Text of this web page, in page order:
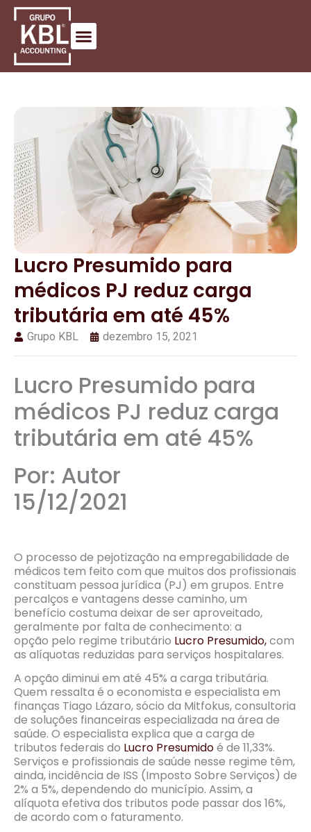
Lucro Presumido para
médicos PJ reduz carga
tributária em até 45%
Grupo KBL dezembro 15, 2021
Lucro Presumido para
médicos PJ reduz carga
tributária em até 45%
Por: Autor
15/12/2021
O processo de pejotização na empregabilidade de
médicos tem feito com que muitos dos profissionais
constituam pessoa jurídica (PJ) em grupos. Entre
percalços e vantagens desse caminho, um
benefício costuma deixar de ser aproveitado,
geralmente por falta de conhecimento: a
opção pelo regime tributário Lucro Presumido,com
as alíquotas reduzidas para serviços hospitalares.
A opção diminui em até 45% a carga tributária.
Quem ressalta é o economista e especialista em
finanças Tiago Lázaro, sócio da Mitfokus, consultoria
de soluções financeiras especializada na área de
saúde. O especialista explica que a carga de
tributos federais do Lucro Presumidoé de 11,33%.
Serviços e profissionais de saúde nesse regime têm,
ainda, incidência de ISS (Imposto Sobre Serviços) de
2% a 5%, dependendo do município. Assim, a
alíquota efetiva dos tributos pode passar dos 16%,
de acordo com o faturamento.